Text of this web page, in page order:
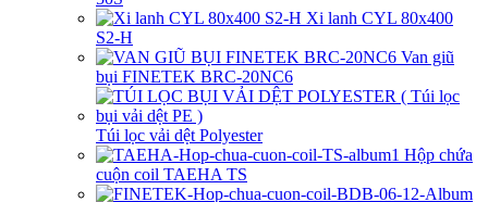
Xi lanh CYL 80x400
S2-H
Van giũ
bụi FINETEK BRC-20NC6
Túi lọc vải dệt Polyester
Hộp chứa
cuộn coil TAEHA TS